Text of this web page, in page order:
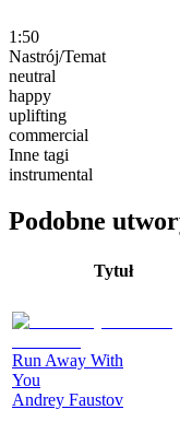
1:50
Nastrój/Temat
neutral
happy
uplifting
commercial
Inne tagi
instrumental
Podobne
Tytuł
Run Away With
You
Andrey Faustov